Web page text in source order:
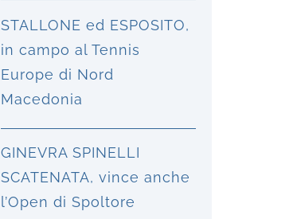
STALLONE ed ESPOSITO,
in campo al Tennis
Europe di Nord
Macedonia
GINEVRA SPINELLI
SCATENATA, vince anche
l’Open di Spoltore